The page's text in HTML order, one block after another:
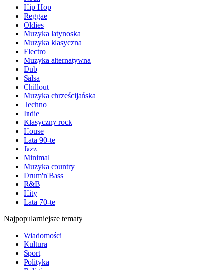
Hip Hop
Reggae
Oldies
Muzyka latynoska
Muzyka klasyczna
Electro
Muzyka alternatywna
Dub
Salsa
Chillout
Muzyka chrześcijańska
Techno
Indie
Klasyczny rock
House
Lata 90-te
Jazz
Minimal
Muzyka country
Drum'n'Bass
R&B
Hity
Lata 70-te
Najpopularniejsze tematy
Wiadomości
Kultura
Sport
Polityka